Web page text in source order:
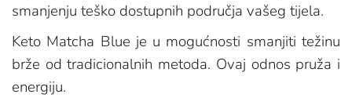
smanjenju teško dostupnih područja vašeg tijela.
Keto Matcha Blue je u mogućnosti smanjiti težinu
brže od tradicionalnih metoda. Ovaj odnos pruža i
energiju.